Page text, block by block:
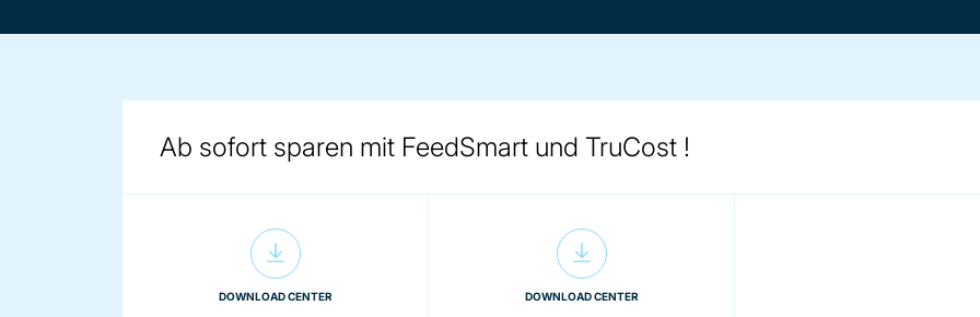
Ab sofort sparen mit FeedSmart und TruCost !
DOWNLOAD CENTER DOWNLOAD CENTER